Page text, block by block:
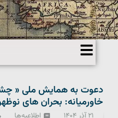
دعوت به همایش ملی «
خاورمیانه: بحران های